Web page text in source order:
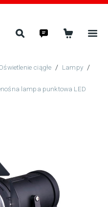
ciągłe / Lampy/
lampa punktowa LED